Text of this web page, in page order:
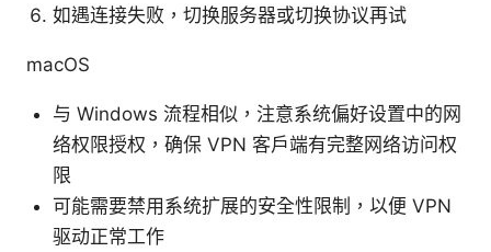
如遇连接失败，切换服务器或切换协议再试
macOS
与 Windows 流程相似，注意系统偏好设置中的网
络权限授权，确保 VPN 客户端有完整网络访问权
限
可能需要禁用系统扩展的安全性限制，以便 VPN
驱动正常工作